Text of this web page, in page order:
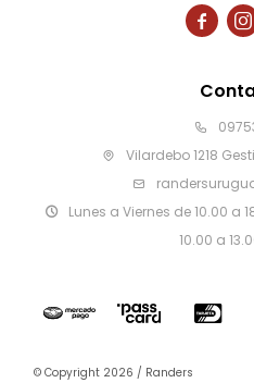
Vilardebo 1218
Lunes a Viernes de 10.00 a
10.00 a
 
© Copyright 2026 / Randers